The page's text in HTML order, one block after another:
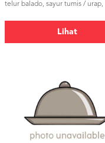
telur balado, sayur tumis / urap,
Lihat